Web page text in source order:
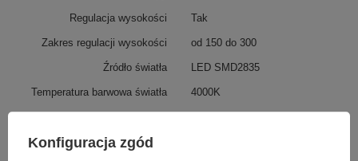
Regulacja wysokości Tak
Zakres regulacji wysokości od 150 do 300
Źródło światła LED SMD2835
Temperatura barwowa światła 4000K
Konfiguracja zgód